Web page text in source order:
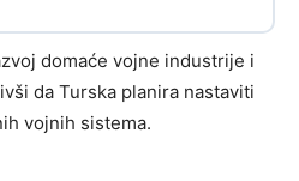
domaće vojne industrije i
da Turska planira nastaviti
vojnih sistema.